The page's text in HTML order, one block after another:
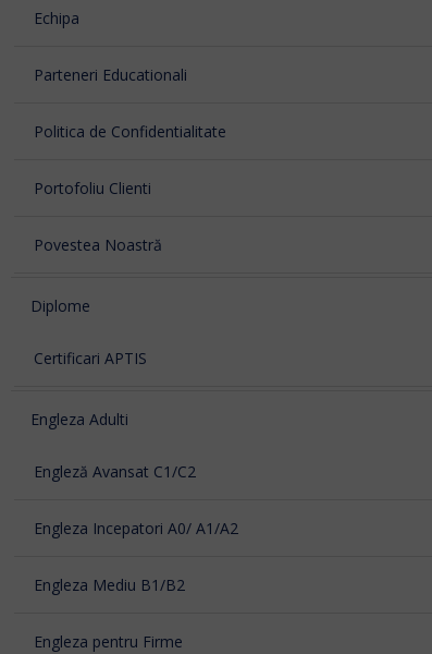
Echipa
Parteneri Educationali
Politica de Confidentialitate
Portofoliu Clienti
Povestea Noastră
Diplome
Certificari APTIS
Engleza Adulti
Engleză Avansat C1/C2
Engleza Incepatori A0/ A1/A2
Engleza Mediu B1/B2
Engleza pentru Firme